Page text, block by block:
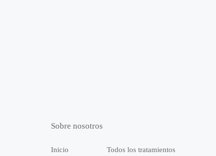
Sobre nosotros
Inicio Todos los tratamientos